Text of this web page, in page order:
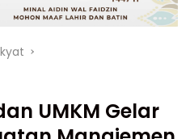
UMKM Gelar